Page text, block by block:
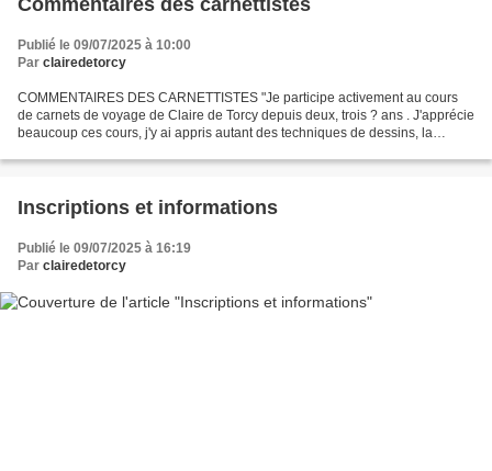
Publié le 09/07/2025 à 10:00
Par clairedetorcy
COMMENTAIRES DES CARNETTISTES "Je participe activement au cours
de carnets de voyage de Claire de Torcy depuis deux, trois ? ans . J'apprécie
beaucoup ces cours, j'y ai appris autant des techniques de dessins, la
Inscriptions et informations
Publié le 09/07/2025 à 16:19
Par clairedetorcy